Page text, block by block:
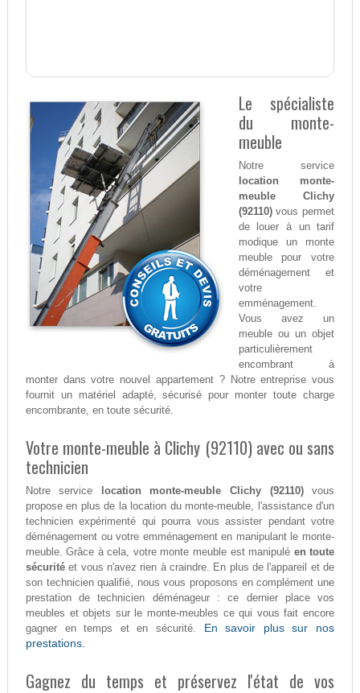
Le spécialiste
du monte-
meuble
Notre service
location monte-
meuble Clichy
(92110)vous permet
de louer à un tarif
modique un monte
meuble pour votre
déménagement et
votre
emménagement.
Vous avez un
meuble ou un objet
particulièrement
encombrant à
monter dans votre nouvel appartement ? Notre entreprise vous
fournit un matériel adapté, sécurisé pour monter toute charge
encombrante, en toute sécurité.
Votre monte-meuble à Clichy (92110) avec ou sans
technicien
Notre service location monte-meuble Clichy (92110)vous
propose en plus de la location du monte-meuble, l'assistance d'un
technicien expérimenté qui pourra vous assister pendant votre
déménagement ou votre emménagement en manipulant le monte-
meuble. Grâce à cela, votre monte meuble est manipulé en toute
sécuritéet vous n'avez rien à craindre. En plus de l'appareil et de
son technicien qualifié, nous vous proposons en complément une
prestation de technicien déménageur : ce dernier place vos
meubles et objets sur le monte-meubles ce qui vous fait encore
gagner en temps et en sécurité. En savoir plus sur nos
prestations.
Gagnez du temps et préservez l'état de vos